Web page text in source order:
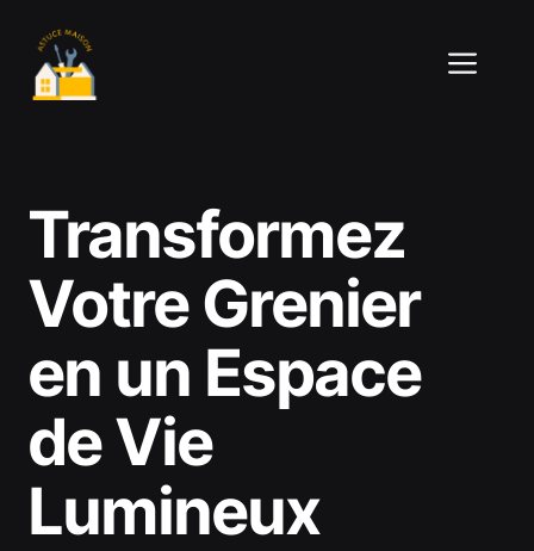
contenu
Transformez
Votre Grenier
en un Espace
de Vie
Lumineux